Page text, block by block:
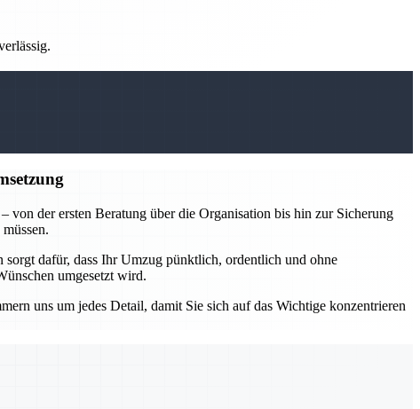
der ersten Beratung über die Organisation bis hin zur Sicherung
dafür, dass Ihr Umzug pünktlich, ordentlich und ohne
umgesetzt wird.
uns um jedes Detail, damit Sie sich auf das Wichtige konzentrieren